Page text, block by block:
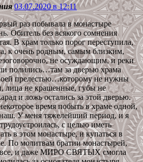
03.07.2020 в 12:11
раз побывала в монастыре
Обитель без всякого сомнения
В храм только порог переступила,
к очень родным, самым близким,
не осуждающим, и реки
полились…там за дверью храма
прелестью…которому не нужны
лица не крашенные, губы не
и ложь остались за этой дверью.
время побыть в храме одной,
У меня тяжелейший период, и я
с целью иметь
в этом монастыре, и купаться в
По молитвам братии монастырей,
все, и даже МИРО СВЯТЫХ смогла